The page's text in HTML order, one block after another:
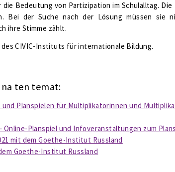
Bedeutung von Partizipation im Schulalltag.
Bei der Suche nach der Lösung müssen sie
ihre Stimme zählt.
CIVIC-Instituts für internationale Bildung.
ten temat:
Planspielen für Multiplikatorinnen und
Planspiel und Infoveranstaltungen zum
mit dem Goethe-Institut Russland
Goethe-Institut Russland